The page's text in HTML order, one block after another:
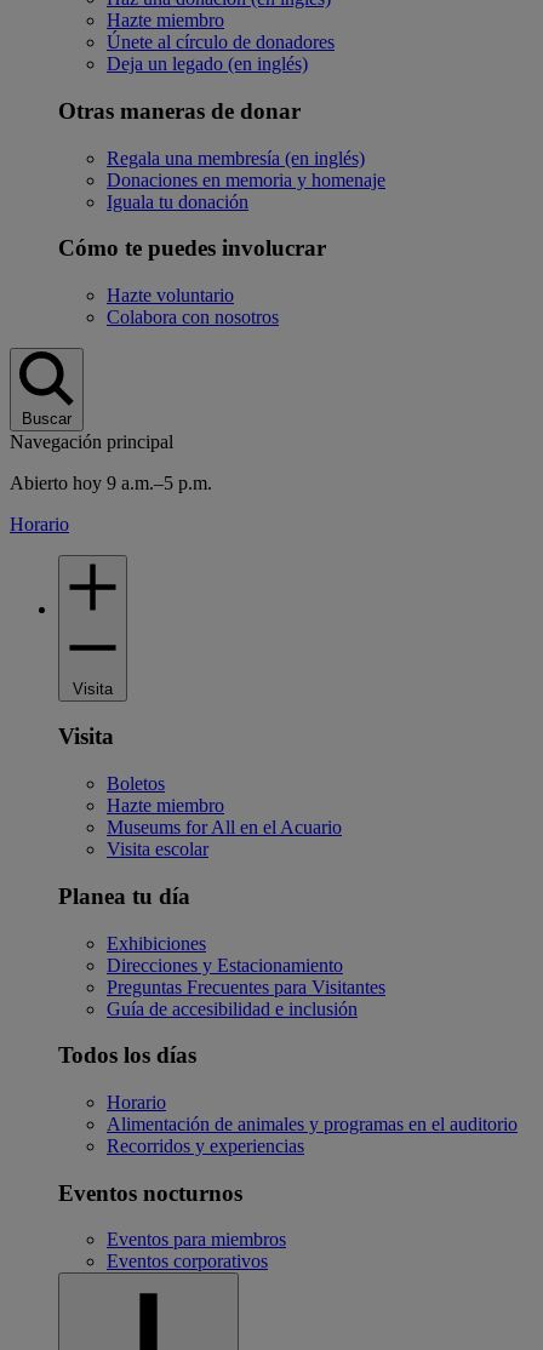
Hazte miembro
Únete al círculo de donadores
Deja un legado (en inglés)
Otras maneras de donar
Regala una membresía (en inglés)
Donaciones en memoria y homenaje
Iguala tu donación
Cómo te puedes involucrar
Hazte voluntario
Colabora con nosotros
Buscar
Navegación principal
Abierto hoy 9 a.m.–5 p.m.
Horario
Visita
Visita
Boletos
Hazte miembro
Museums for All en el Acuario
Visita escolar
Planea tu día
Exhibiciones
Direcciones y Estacionamiento
Preguntas Frecuentes para Visitantes
Guía de accesibilidad e inclusión
Todos los días
Horario
Alimentación de animales y programas en el auditorio
Recorridos y experiencias
Eventos nocturnos
Eventos para miembros
Eventos corporativos